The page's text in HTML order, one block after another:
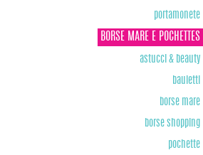
portamonete
BORSE MARE E POCHETTES
astucci & beauty
bauletti
borse mare
borse shopping
pochette